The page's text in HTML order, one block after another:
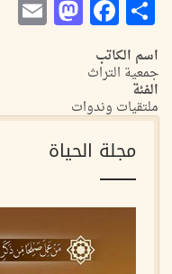
اسم الكاتب
جمعية التراث
الفئة
ملتقيات وندوات
مجلة الحياة